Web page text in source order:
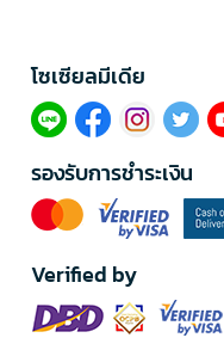
โซเซียลมีเดีย​
รองรับการชำระเงิน
Verified by